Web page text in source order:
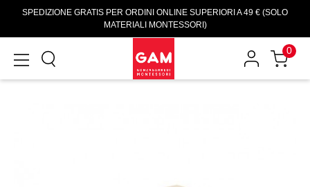
SPEDIZIONE GRATIS PER ORDINI ONLINE SUPERIORI A 49 € (SOLO
MATERIALI MONTESSORI)
0